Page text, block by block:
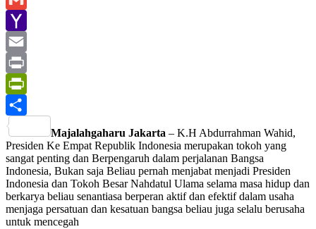
Gmail
Yahoo
Mail
Email
Print
PrintFriendly
Share
Majalahgaharu Jakarta – K.H Abdurrahman Wahid,
Presiden Ke Empat Republik Indonesia merupakan tokoh yang
sangat penting dan Berpengaruh dalam perjalanan Bangsa
Indonesia, Bukan saja Beliau pernah menjabat menjadi Presiden
Indonesia dan Tokoh Besar Nahdatul Ulama selama masa hidup dan
berkarya beliau senantiasa berperan aktif dan efektif dalam usaha
menjaga persatuan dan kesatuan bangsa beliau juga selalu berusaha
untuk mencegah